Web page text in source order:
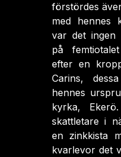
förstördes
med hennes
var det ingen
på
efter en
Carins,
hennes
kyrka,
skattletare i
en zinkkista
kvarlevor det